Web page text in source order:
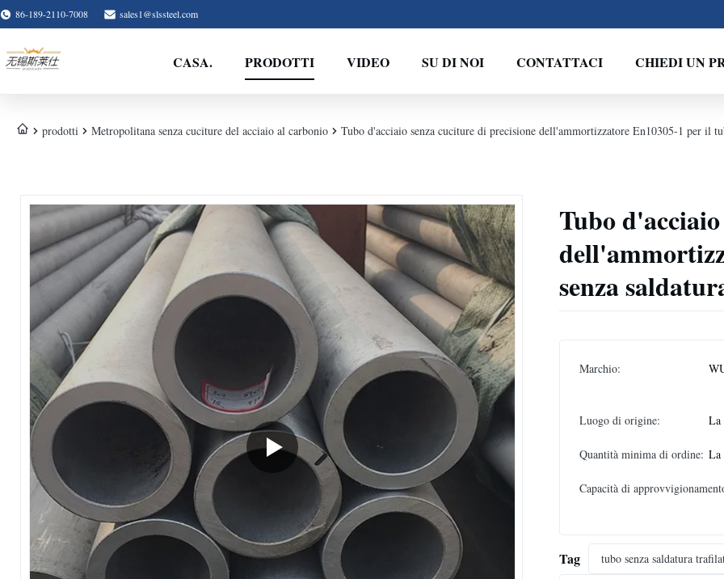
86-189-2110-7008 sales1@slssteel.com
CASA. PRODOTTI VIDEO SU DI NOI CONTATTACI CHIEDI UN
prodotti Metropolitana senza cuciture del acciaio al carbonio Tubo d'acciaio senza cuciture di precisione dell'ammortizzatore En10305-1 per il
Tubo
senza
Marchio:
Luogo di origine: La
Quantità minima di ordine: La
Capacità di
Tag tubo senza saldatura